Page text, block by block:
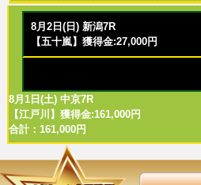
8月2日(日) 新潟7R
【五十嵐】獲得金:27,000円
8月1日(土) 中京7R
【江戸川】獲得金:161,000円
合計：161,000円